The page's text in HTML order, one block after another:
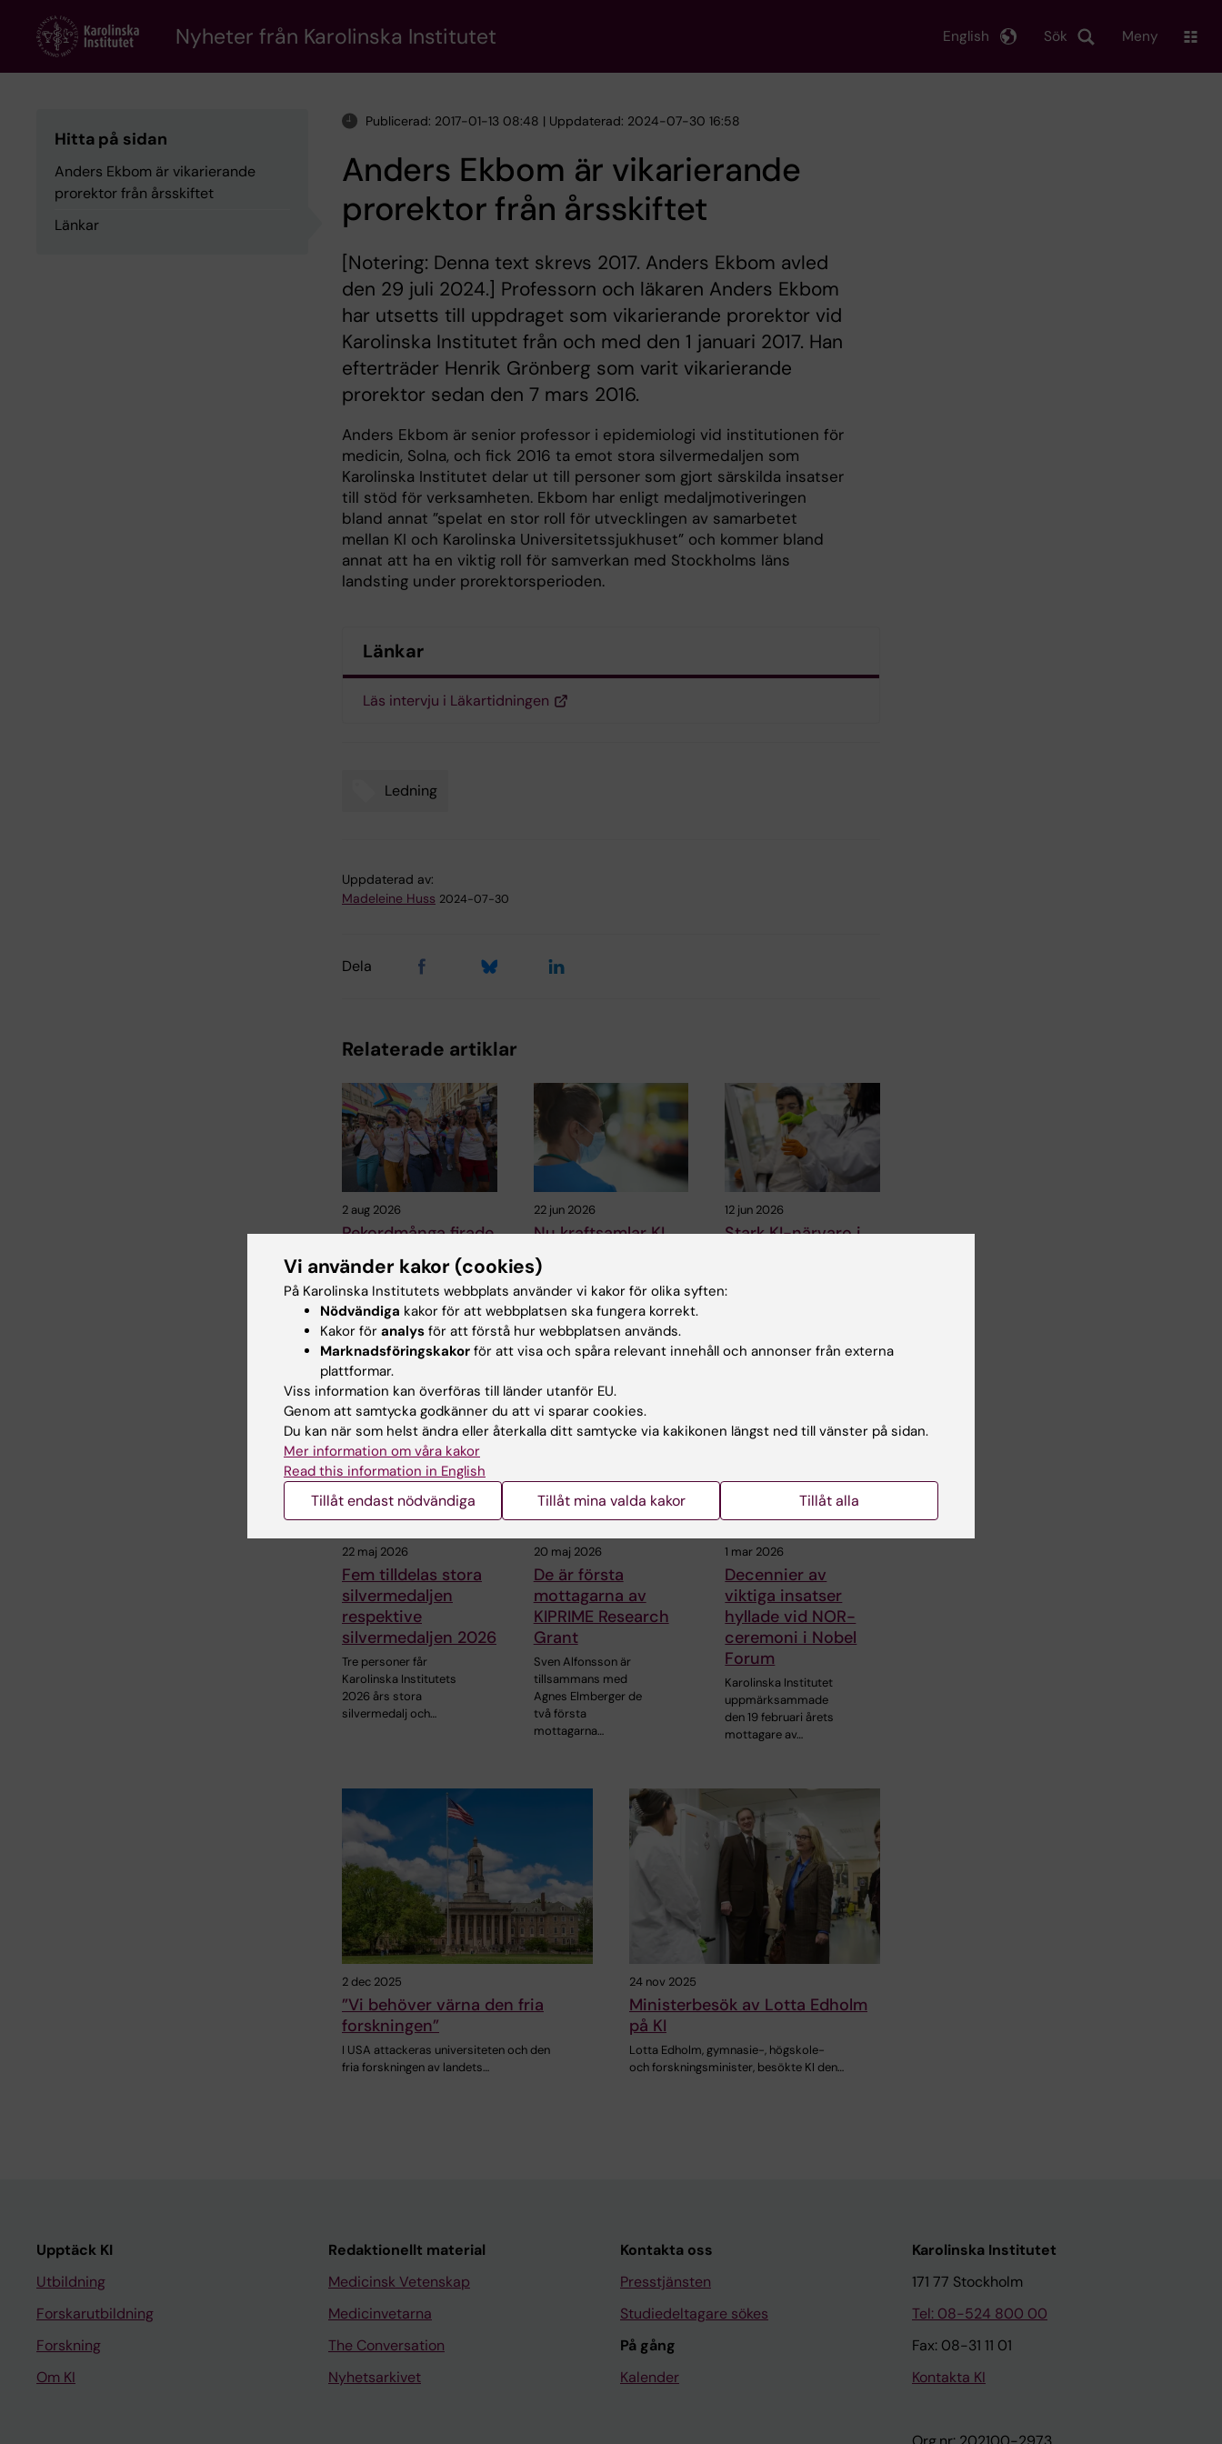
content
Nyheter från Karolinska Institutet Sök
English Meny
Hitta på sidan
Anders Ekbom är vikarierande
prorektor från årsskiftet
Länkar
Publicerad: 2017-01-13 08:48 | Uppdaterad: 2024-07-30 16:58
Anders Ekbom är vikarierande
prorektor från årsskiftet
[Notering: Denna text skrevs 2017. Anders Ekbom avled
den 29 juli 2024.] Professorn och läkaren Anders Ekbom
har utsetts till uppdraget som vikarierande prorektor vid
Karolinska Institutet från och med den 1 januari 2017. Han
efterträder Henrik Grönberg som varit vikarierande
prorektor sedan den 7 mars 2016.
Anders Ekbom är senior professor i epidemiologi vid institutionen för
medicin, Solna, och fick 2016 ta emot stora silvermedaljen som
Karolinska Institutet delar ut till personer som gjort särskilda insatser
till stöd för verksamheten. Ekbom har enligt medaljmotiveringen
bland annat ”spelat en stor roll för utvecklingen av samarbetet
mellan KI och Karolinska Universitetssjukhuset” och kommer bland
annat att ha en viktig roll för samverkan med Stockholms läns
landsting under prorektorsperioden.
Länkar
Läs intervju i Läkartidningen
Ledning
Uppdaterad av:
Madeleine Huss 2024-07-30
Dela
Relaterade artiklar
2 aug 2026
Rekordmånga firade
lika villkor med KI i
Prideparaden
Sensommarsolen
värmde över
Stockholm när
Karolinska Institutet
deltog i…
22 jun 2026
Nu kraftsamlar KI
inom medicinsk
beredskap
KI gör en strategisk
satsning på området
medicinsk
beredskap. Målet är
12 jun 2026
Stark KI-närvaro i
banbrytande teknik
för nio ansökningar
22 maj 2026
Fem tilldelas stora
silvermedaljen
respektive
silvermedaljen 2026
Tre personer får
Karolinska Institutets
2026 års stora
silvermedalj och…
20 maj 2026
De är första
mottagarna av
KIPRIME Research
Grant
Sven Alfonsson är
tillsammans med
Agnes Elmberger de
två första
mottagarna…
1 mar 2026
Decennier av
viktiga insatser
hyllade vid NOR-
ceremoni i Nobel
Forum
Karolinska Institutet
uppmärksammade
den 19 februari årets
mottagare av…
2 dec 2025
”Vi behöver värna den fria
forskningen”
I USA attackeras universiteten och den
fria forskningen av landets…
24 nov 2025
Ministerbesök av Lotta Edholm
på KI
Lotta Edholm, gymnasie-, högskole-
och forskningsminister, besökte KI den…
Upptäck KI
Utbildning
Forskarutbildning
Forskning
Om KI
Redaktionellt material
Medicinsk Vetenskap
Medicinvetarna
The Conversation
Nyhetsarkivet
Kontakta oss
Presstjänsten
Studiedeltagare sökes
På gång
Kalender
Karolinska Institutet
171 77 Stockholm
Tel: 08-524 800 00
Fax: 08-31 11 01
Kontakta KI
Vi använder kakor (cookies)
På Karolinska Institutets webbplats använder vi kakor för olika syften:
Nödvändiga kakor för att webbplatsen ska fungera korrekt.
Kakor för analys för att förstå hur webbplatsen används.
Marknadsföringskakor för att visa och spåra relevant innehåll och annonser från externa
plattformar.
Viss information kan överföras till länder utanför EU.
Genom att samtycka godkänner du att vi sparar cookies.
Du kan när som helst ändra eller återkalla ditt samtycke via kakikonen längst ned till vänster på sidan.
Mer information om våra kakor
Read this information in English
Tillåt endast nödvändiga Tillåt mina valda kakor Tillåt alla